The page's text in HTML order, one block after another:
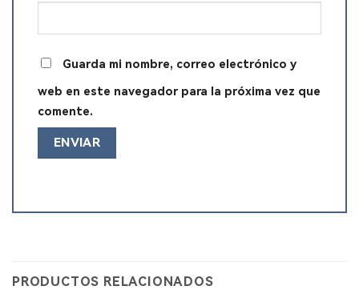
Guarda mi nombre, correo electrónico y
web en este navegador para la próxima vez que
comente.
PRODUCTOS RELACIONADOS